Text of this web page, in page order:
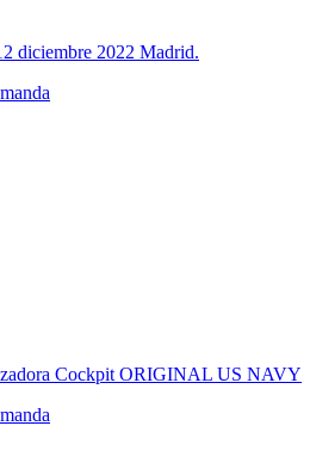
diciembre 2022 Madrid.
Cockpit ORIGINAL US NAVY